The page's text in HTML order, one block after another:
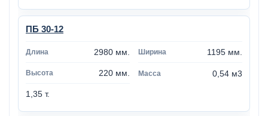
ПБ 30-12
2980 мм. 1195 мм.
220 мм. 0,54 м3
1,35 т.